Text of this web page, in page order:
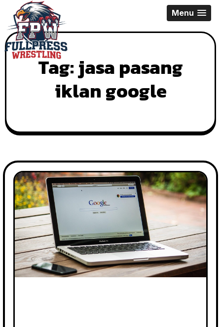
content
Menu
Tag:jasa pasang
iklan google